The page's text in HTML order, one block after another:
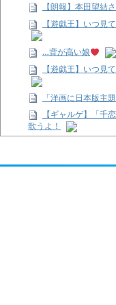
【朗報】本田望結
【遊戯王】いつ見
…背が高い娘
【遊戯王】いつ見
「洋画に日本版主
【ギャルゲ】「千
歌うよ！